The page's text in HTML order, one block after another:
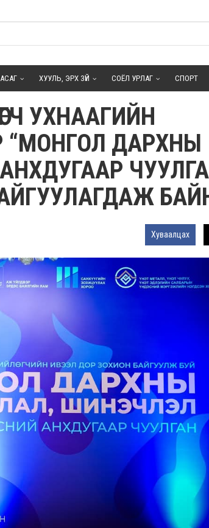
ХУУЛЬ, ЭРХ ЗҮЙ СОЁЛ УРЛАГ СПОРТ
УХНААГИЙН
“МОНГОЛ ДАРХНЫ
Хуваалцах